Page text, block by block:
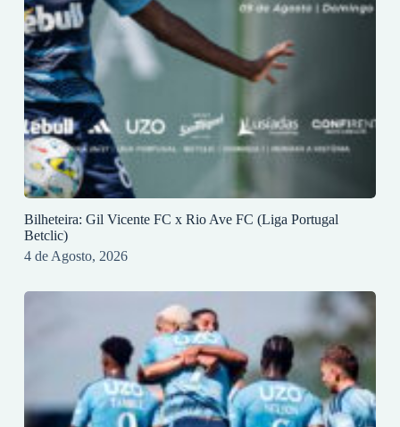
Bilheteira: Gil Vicente FC x Rio Ave FC (Liga Portugal
Betclic)
4 de Agosto, 2026